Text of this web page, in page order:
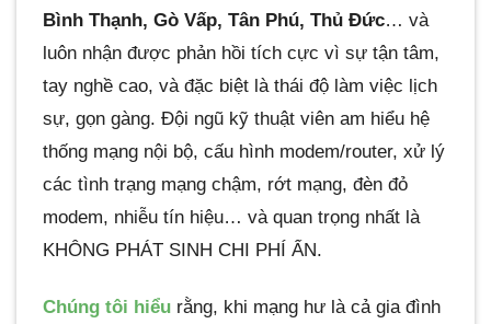
Bình Thạnh, Gò Vấp, Tân Phú, Thủ Đức… và
luôn nhận được phản hồi tích cực vì sự tận tâm,
tay nghề cao, và đặc biệt là thái độ làm việc lịch
sự, gọn gàng. Đội ngũ kỹ thuật viên am hiểu hệ
thống mạng nội bộ, cấu hình modem/router, xử lý
các tình trạng mạng chậm, rớt mạng, đèn đỏ
modem, nhiễu tín hiệu… và quan trọng nhất là
KHÔNG PHÁT SINH CHI PHÍ ẨN.
Chúng tôi hiểu rằng, khi mạng hư là cả gia đình